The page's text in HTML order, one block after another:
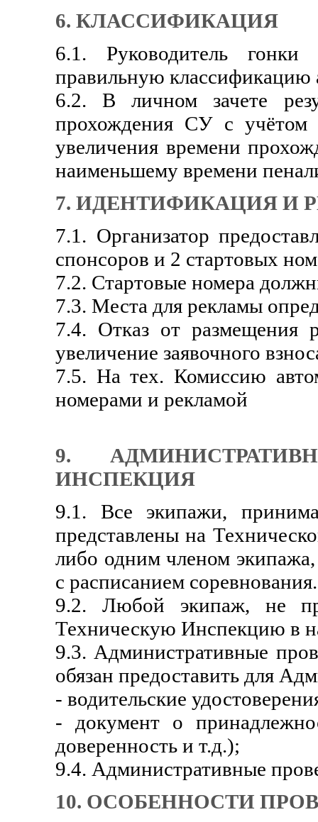
6. КЛАССИФИКАЦИЯ
6.1. Руководитель гонки
правильную классификацию
6.2. В личном зачете
прохождения СУ с учётом
увеличения времени
наименьшему времени
7. ИДЕНТИФИКАЦИЯ И
7.1. Организатор
спонсоров и 2 стартовых
7.2. Стартовые номера
7.3. Места для рекламы
7.4. Отказ от размещения
увеличение заявочного
7.5. На тех. Комиссию
номерами и рекламой
9.
ИНСПЕКЦИЯ
9.1. Все экипажи,
представлены на
либо одним членом
с расписанием соревнования.
9.2. Любой экипаж, не
Техническую Инспекцию в
9.3. Административные
обязан предоставить для
- водительские
- документ о
доверенность и т.д.);
9.4. Административные
10. ОСОБЕННОСТИ